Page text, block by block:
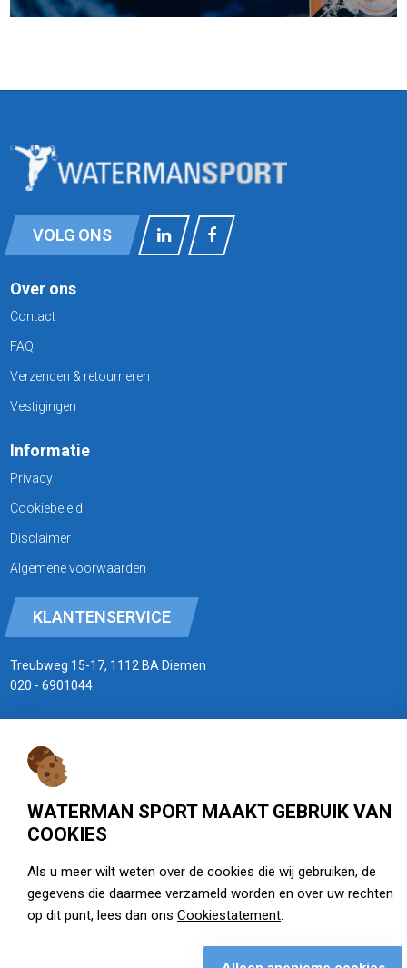
WATERMAN SPORT MAAKT GEBRUIK VAN
COOKIES
Als u meer wilt weten over de cookies die wij gebruiken, de
gegevens die daarmee verzameld worden en over uw rechten
op dit punt, lees dan ons Cookiestatement
VOLG ONS
Over ons
Contact
FAQ
Verzenden & retourneren
Vestigingen
Informatie
Privacy
Cookiebeleid
Disclaimer
Algemene voorwaarden
KLANTENSERVICE
Treubweg 15-17, 1112 BA Diemen
020 - 6901044
zie watermansport.nl
Openingstijden